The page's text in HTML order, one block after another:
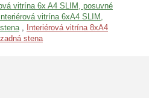
vitrína 6x A4 SLIM, posuvné
Interiérová vitrína 6xA4 SLIM,
,
Interiérová vitrína 8xA4
stena